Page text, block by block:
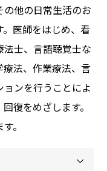
前
ンター
ション
他の日常生活のお
医師をはじめ、看
士、言語聴覚士な
療法、作業療法、言
ンを行うことによ
復をめざします。
。